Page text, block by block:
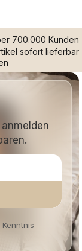
700.000 Kunden
sofort lieferbar
Kenntnis